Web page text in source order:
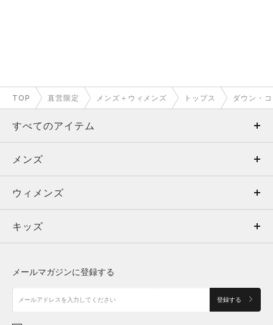
TOP 直営限定 メンズ＋ウィメンズ トップス ダウン・
すべてのアイテム
メンズ
ウィメンズ
キッズ
アクセサリー
メンズ
トップス
ボトムス
アクセサリー
ウィメンズ
トップス
シューズ
キッズ
メールマガジンに登録する
登録する